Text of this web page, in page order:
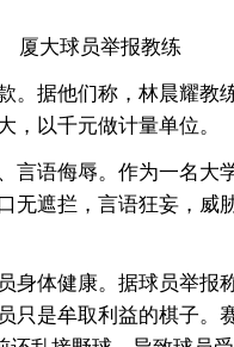
厦大球员举报教练
。据他们称，林晨耀教
，以千元做计量单位。
言语侮辱。作为一名大
无遮拦，言语狂妄，威
身体健康。据球员举报
只是牟取利益的棋子。